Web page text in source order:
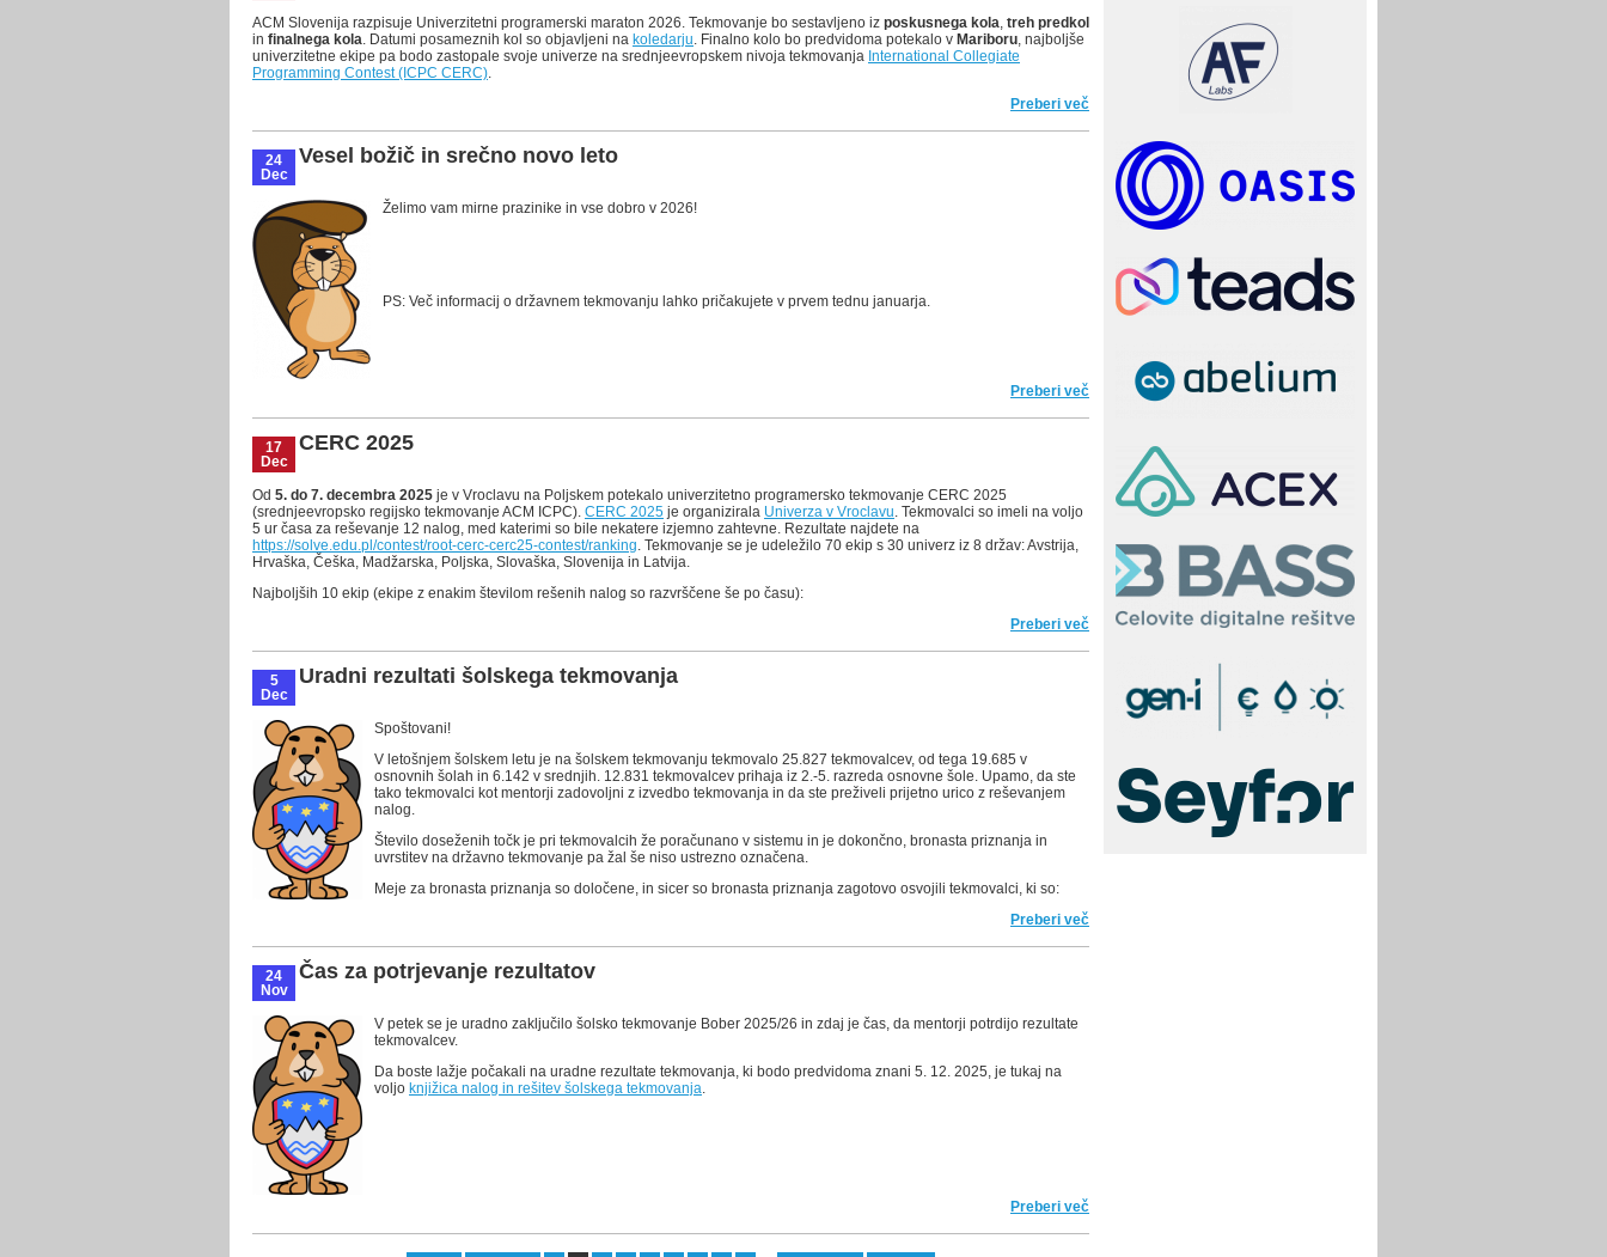
ACM Slovenija razpisuje Univerzitetni programerski maraton 2026. Tekmovanje bo sestavljeno iz poskusnega kola, treh predkol
in finalnega kola. Datumi posameznih kol so objavljeni na koledarju. Finalno kolo bo predvidoma potekalo v Mariboru, najboljše
univerzitetne ekipe pa bodo zastopale svoje univerze na srednjeevropskem nivoja tekmovanja International Collegiate
Programming Contest (ICPC CERC).
Preberi več o Univerzitetni programerski maraton 2026
24
Dec
Vesel božič in srečno novo leto
Želimo vam mirne prazinike in vse dobro v 2026!
PS: Več informacij o državnem tekmovanju lahko pričakujete v prvem tednu januarja.
Preberi več o Vesel božič in srečno novo leto
17
Dec
CERC 2025
Od 5. do 7. decembra 2025 je v Vroclavu na Poljskem potekalo univerzitetno programersko tekmovanje CERC 2025
(srednjeevropsko regijsko tekmovanje ACM ICPC). CERC 2025 je organizirala Univerza v Vroclavu. Tekmovalci so imeli na voljo
5 ur časa za reševanje 12 nalog, med katerimi so bile nekatere izjemno zahtevne. Rezultate najdete na
https://solve.edu.pl/contest/root-cerc-cerc25-contest/ranking. Tekmovanje se je udeležilo 70 ekip s 30 univerz iz 8 držav: Avstrija,
Hrvaška, Češka, Madžarska, Poljska, Slovaška, Slovenija in Latvija.
Najboljših 10 ekip (ekipe z enakim številom rešenih nalog so razvrščene še po času):
Preberi več o CERC 2025
5
Dec
Uradni rezultati šolskega tekmovanja
Spoštovani!
V letošnjem šolskem letu je na šolskem tekmovanju tekmovalo 25.827 tekmovalcev, od tega 19.685 v
osnovnih šolah in 6.142 v srednjih. 12.831 tekmovalcev prihaja iz 2.-5. razreda osnovne šole. Upamo, da ste
tako tekmovalci kot mentorji zadovoljni z izvedbo tekmovanja in da ste preživeli prijetno urico z reševanjem
nalog.
Število doseženih točk je pri tekmovalcih že poračunano v sistemu in je dokončno, bronasta priznanja in
uvrstitev na državno tekmovanje pa žal še niso ustrezno označena.
Meje za bronasta priznanja so določene, in sicer so bronasta priznanja zagotovo osvojili tekmovalci, ki so:
Preberi več
24
Nov
Čas za potrjevanje rezultatov
V petek se je uradno zaključilo šolsko tekmovanje Bober 2025/26 in zdaj je čas, da mentorji potrdijo rezultate
tekmovalcev.
Da boste lažje počakali na uradne rezultate tekmovanja, ki bodo predvidoma znani 5. 12. 2025, je tukaj na
voljo knjižica nalog in rešitev šolskega tekmovanja.
Preberi več